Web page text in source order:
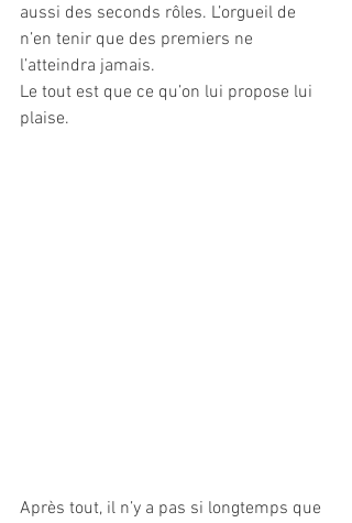
aussi des seconds rôles. L’orgueil de
n’en tenir que des premiers ne
l’atteindra jamais.
Le tout est que ce qu’on lui propose lui
plaise.
Après tout, il n’y a pas si longtemps que